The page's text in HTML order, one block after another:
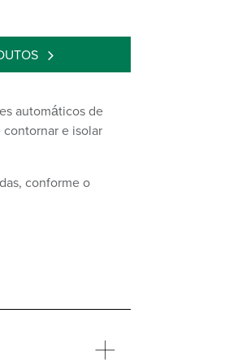
automáticos de
e isolar
conforme o